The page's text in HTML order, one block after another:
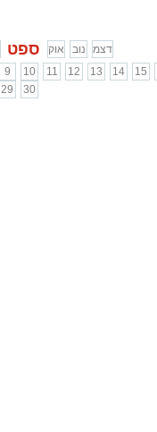
ספט אוק נוב
דצמ
9 10 11 12 13 14 15
29 30